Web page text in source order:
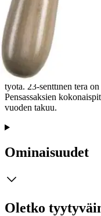
GARDENA Classic -
ja tehokkaaseen
hiottujen terien ja
ansiosta käyttö on
kahvat ovat FSC-
työtä. 23-senttinen terä
Pensassaksien
vuoden takuu.
Ominaisuudet
Oletko